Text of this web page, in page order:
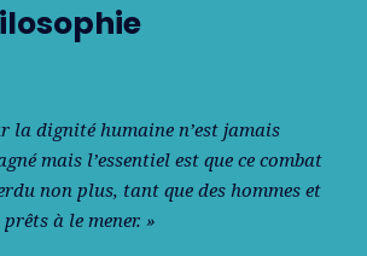
la dignité humaine n’est jamais
mais l’essentiel est que ce combat
non plus, tant que des hommes et
à le mener. »